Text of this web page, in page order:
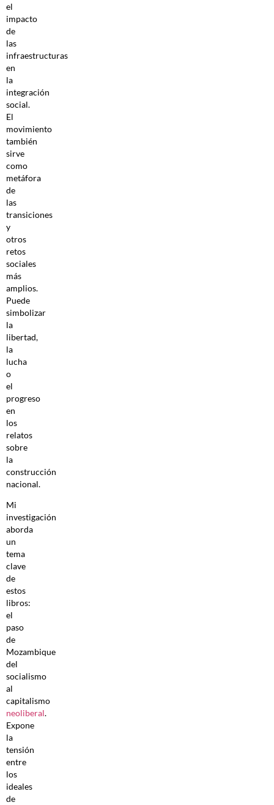
el
impacto
de
las
infraestructuras
en
la
integración
social.
El
movimiento
también
sirve
como
metáfora
de
las
transiciones
y
otros
retos
sociales
más
amplios.
Puede
simbolizar
la
libertad,
la
lucha
o
el
progreso
en
los
relatos
sobre
la
construcción
nacional.
Mi
investigación
aborda
un
tema
clave
de
estos
libros:
el
paso
de
Mozambique
del
socialismo
al
capitalismo
neoliberal.
Expone
la
tensión
entre
los
ideales
de